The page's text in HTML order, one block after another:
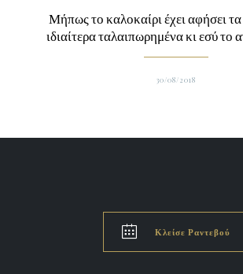
Μήπως το καλοκαίρι έχει αφήσει
ιδιαίτερα ταλαιπωρημένα κι εσύ το
30/08/2018
 Κλείσε Ραντεβού